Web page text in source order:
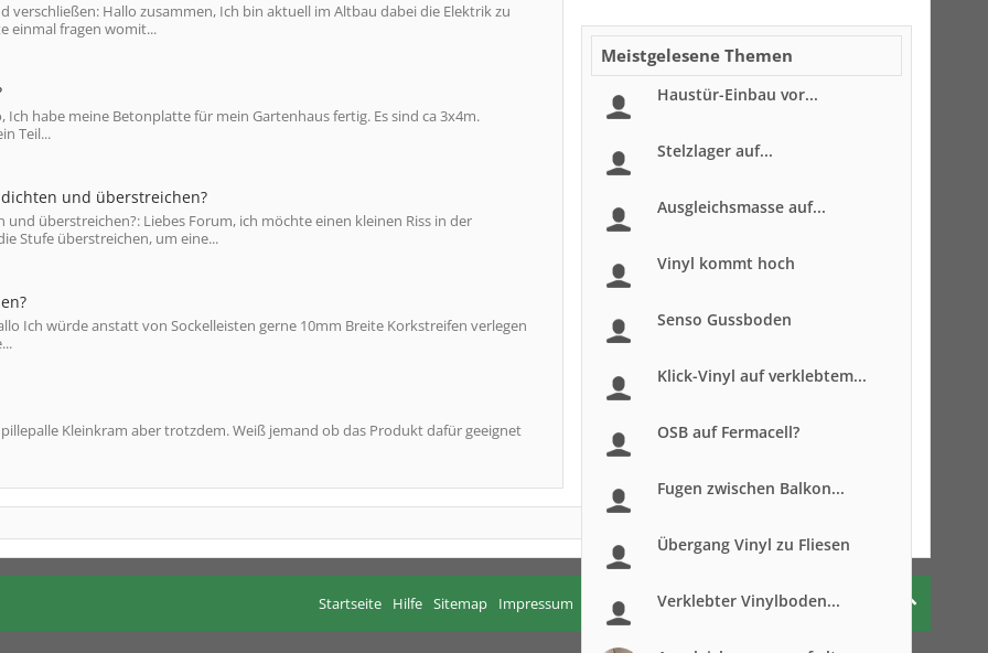
Hallo zusammen, Ich bin aktuell im Altbau dabei die Elektrik zu
einmal fragen womit...
habe meine Betonplatte für mein Gartenhaus fertig. Es sind ca 3x4m.
Teil...
und überstreichen?
überstreichen?: Liebes Forum, ich möchte einen kleinen Riss in der
Stufe überstreichen, um eine...
Ich würde anstatt von Sockelleisten gerne 10mm Breite Korkstreifen verlegen
Kleinkram aber trotzdem. Weiß jemand ob das Produkt dafür geeignet
Meistgelesene Themen
Haustür-Einbau vor...
Stelzlager auf...
Ausgleichsmasse auf...
Vinyl kommt hoch
Senso Gussboden
Klick-Vinyl auf verklebtem...
OSB auf Fermacell?
Fugen zwischen Balkon...
Übergang Vinyl zu Fliesen
Verklebter Vinylboden...
Startseite Hilfe Sitemap Impressum Nutzungsbedingungen Datenschutzerklärung